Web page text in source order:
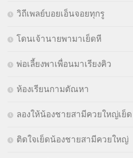
วิถีเพลย์บอยเอ็นจอยทุกรู
โดนเจ้านายพามาเย็ดหี
พ่อเลี้ยงพาเพื่อนมาเรียงคิว
ห้องเรียนกามตัณหา
ลองให้น้องชายสามีควยใหญ่เย็ด
ติดใจเย็ดน้องชายสามีควยใหญ่